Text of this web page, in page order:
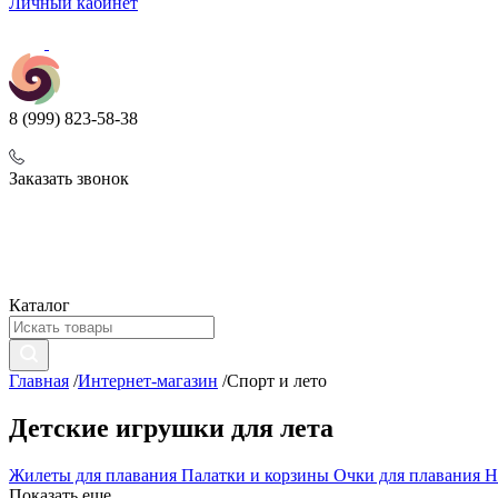
8 (999) 823-58-38
Заказать звонок
Каталог
Главная /Интернет-магазин /Спорт и лето
Детские игрушки для лета
Жилеты для плавания Палатки и корзины Очки для плавания